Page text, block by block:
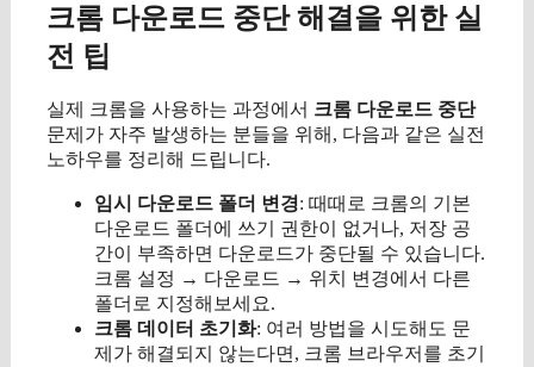
크롬 다운로드 중단 해결을 위한 실
전 팁
실제 크롬을 사용하는 과정에서 크롬 다운로드 중단
문제가 자주 발생하는 분들을 위해, 다음과 같은 실전
노하우를 정리해 드립니다.
임시 다운로드 폴더 변경: 때때로 크롬의 기본
다운로드 폴더에 쓰기 권한이 없거나, 저장 공
간이 부족하면 다운로드가 중단될 수 있습니다.
크롬 설정 → 다운로드 → 위치 변경에서 다른
폴더로 지정해보세요.
크롬 데이터 초기화: 여러 방법을 시도해도 문
제가 해결되지 않는다면, 크롬 브라우저를 초기